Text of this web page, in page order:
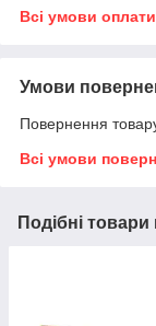
Всі умови оплати
Умови
Повернення
Всі умови
Подібні товари